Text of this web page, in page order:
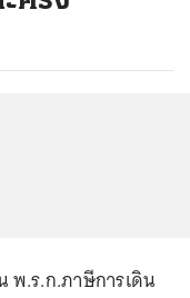
พ.ร.ก.ภาษีการเดิน